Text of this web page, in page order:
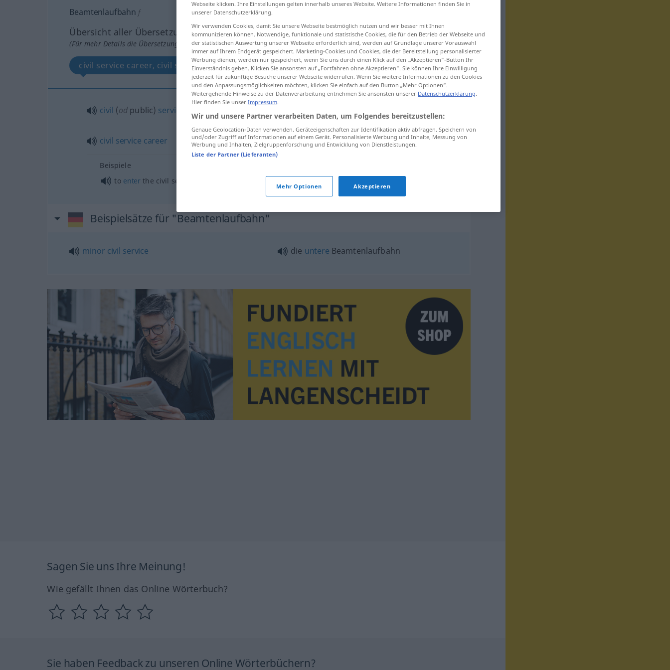
Beamtenlaufbahn f
Übersicht aller Übersetzungen
(Für mehr Details die Übersetzung anklicken/antippen)
civil service career, civil service
civil (od public) service
civil service career Beamtenlaufbahnim weiteren Sinn
Beispiele
to enter the civil service
Beispielsätze für "Beamtenlaufbahn"
minor civil service die untere Beamtenlaufbahn
Sagen Sie uns Ihre Meinung!
Wie gefällt Ihnen das Online Wörterbuch?
Sie haben Feedback zu unseren Online Wörterbüchern?
Webseite klicken. Ihre Einstellungen gelten innerhalb unseres Website. Weitere Informationen finden Sie in
unserer Datenschutzerklärung.
Wir verwenden Cookies, damit Sie unsere Webseite bestmöglich nutzen und wir besser mit Ihnen
kommunizieren können. Notwendige, funktionale und statistische Cookies, die für den Betrieb der Webseite und
der statistischen Auswertung unserer Webseite erforderlich sind, werden auf Grundlage unserer Vorauswahl
immer auf Ihrem Endgerät gespeichert. Marketing-Cookies und Cookies, die der Bereitstellung personalisierter
Werbung dienen, werden nur gespeichert, wenn Sie uns durch einen Klick auf den „Akzeptieren“-Button Ihr
Einverständnis geben. Klicken Sie ansonsten auf „Fortfahren ohne Akzeptieren“. Sie können Ihre Einwilligung
jederzeit für zukünftige Besuche unserer Webseite widerrufen. Wenn Sie weitere Informationen zu den Cookies
und den Anpassungsmöglichkeiten möchten, klicken Sie einfach auf den Button „Mehr Optionen“.
Weitergehende Hinweise zu der Datenverarbeitung entnehmen Sie ansonsten unserer Datenschutzerklärung.
Hier finden Sie unser Impressum.
Wir und unsere Partner verarbeiten Daten, um Folgendes bereitzustellen:
Genaue Geolocation-Daten verwenden. Geräteeigenschaften zur Identifikation aktiv abfragen. Speichern von
und/oder Zugriff auf Informationen auf einem Gerät. Personalisierte Werbung und Inhalte, Messung von
Werbung und Inhalten, Zielgruppenforschung und Entwicklung von Dienstleistungen.
Liste der Partner (Lieferanten)
Mehr Optionen Akzeptieren